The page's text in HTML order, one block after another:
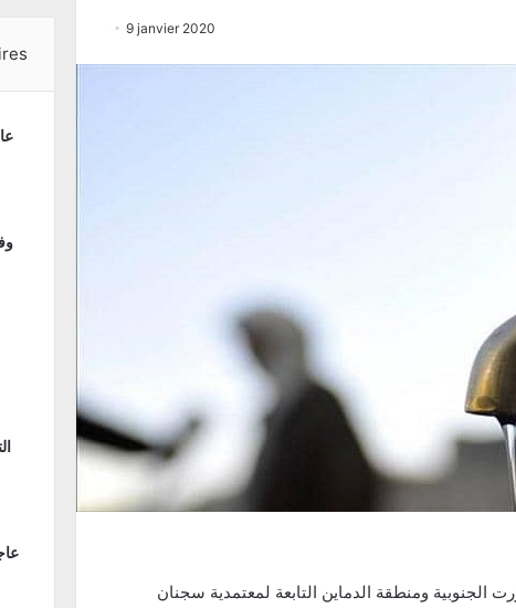
9 janvier 2020
الجنوبية ومنطقة الدماين التابعة لمعتمدية سجنان